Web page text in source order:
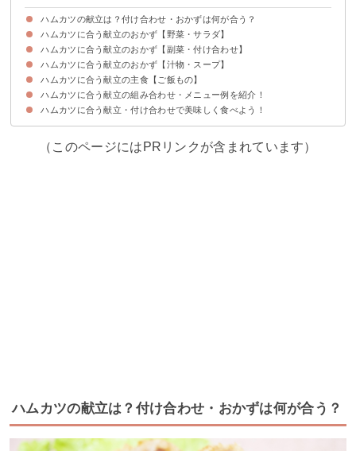
ハムカツの献立は？付け合わせ・おかずは何が合う？
ハムカツに合う献立のおかず【野菜・サラダ】
①大葉のサラダ
②レタスとトマトのサラダ
③かぼちゃサラダ
④大根サラダ
ハムカツに合う献立のおかず【副菜・付け合わせ】
①揚げ野菜の醤油和え
②えのきの酢浸し
③きのことミニトマトの焼きマリネ
④マッシュポテト
⑤ブロッコリーのソテー
ハムカツに合う献立のおかず【汁物・スープ】
①鱈とじゃがいものスープ
②ミネストローネ
③コーンスープ
④味噌汁
ハムカツに合う献立の主食【ご飯もの】
①炊き込み飯
②オムライス
③焼きおにぎり
④ドリア
ハムカツに合う献立の組み合わせ・メニュー例を紹介！
献立メニュー例①
献立メニュー例②
献立メニュー例③
ハムカツに合う献立・付け合わせで美味しく食べよう！
（このページにはPRリンクが含まれています）
ハムカツの献立は？付け合わせ・おかずは何が合う？